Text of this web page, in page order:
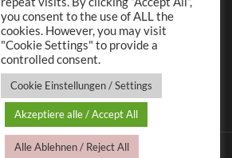
you consent to the use of ALL the
cookies. However, you may visit
"Cookie Settings" to provide a
controlled consent.
Cookie Einstellungen / Settings
Akzeptiere alle / Accept All
Alle Ablehnen / Reject All